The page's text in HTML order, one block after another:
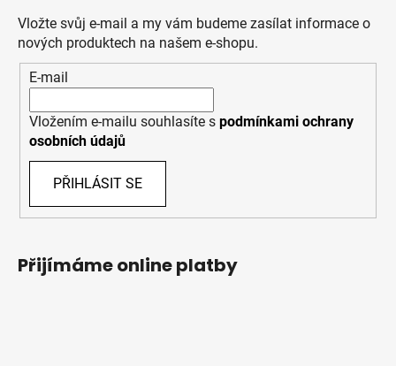
Vložte svůj e-mail a my vám budeme zasílat informace o
nových produktech na našem e-shopu.
E-mail
Vložením e-mailu souhlasíte s podmínkami ochrany
osobních údajů
PŘIHLÁSIT SE
Přijímáme online platby